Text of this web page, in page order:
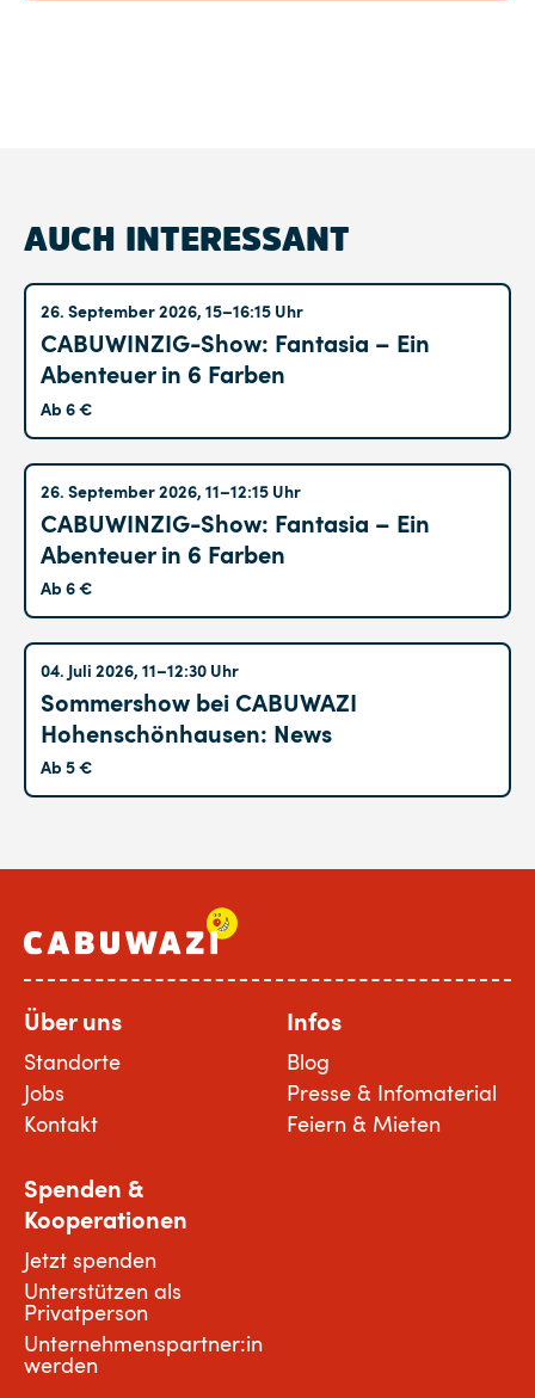
AUCH INTERESSANT
26. September 2026, 15–16:15 Uhr
CABUWINZIG-Show: Fantasia – Ein
Abenteuer in 6 Farben
Ab 6 €
26. September 2026, 11–12:15 Uhr
CABUWINZIG-Show: Fantasia – Ein
Abenteuer in 6 Farben
Ab 6 €
04. Juli 2026, 11–12:30 Uhr
Sommershow bei CABUWAZI
Hohenschönhausen: News
Ab 5 €
Über uns
Standorte
Jobs
Kontakt
Infos
Blog
Presse & Infomaterial
Feiern & Mieten
Spenden &
Kooperationen
Jetzt spenden
Unterstützen als
Privatperson
Unternehmenspartner:in
werden